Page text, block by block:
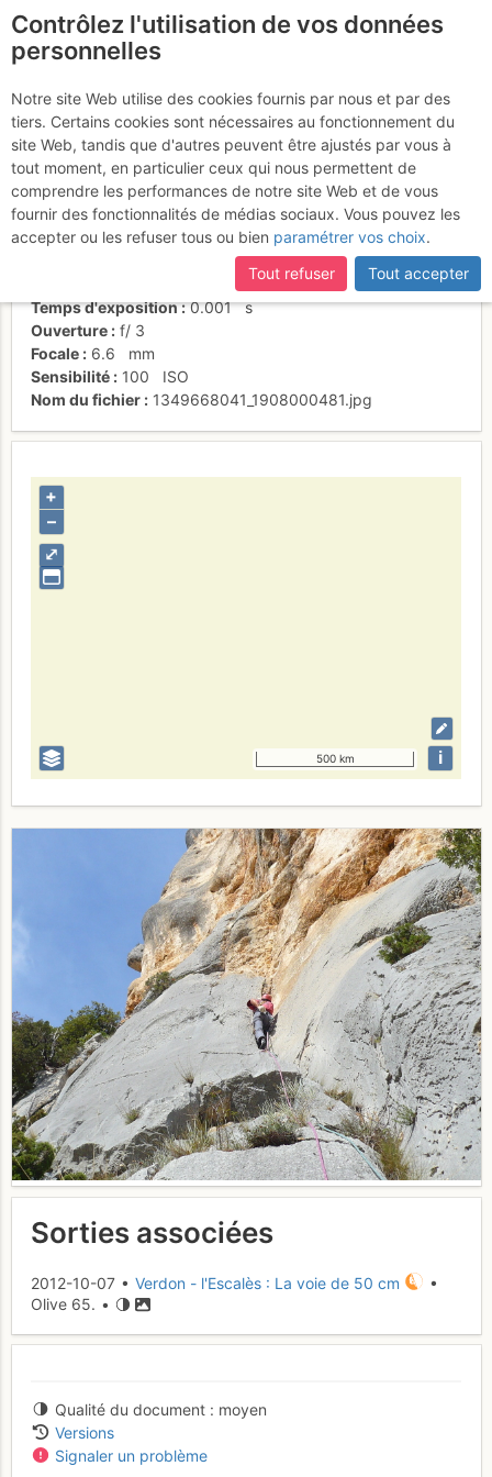
Dans L2
Activités
Date/heure
8 oct. 2012 09:16
Contributeur
Olive 65.
individuel (CC by-nc-nd)
Panasonic DMC-FX12
Temps d'exposition
0.001 s
Ouverture
f/ 3
Focale
6.6
mm
Sensibilité
100
ISO
Nom du fichier
1349668041_1908000481.jpg
⤢
+
–
500 km i
Sorties associées
2012-10-07 • Verdon - l'Escalès : La voie de 50 cm
•
Olive 65. •
Qualité du document
moyen
Versions
Signaler un problème
Contrôlez l'utilisation de vos données
personnelles
Notre site Web utilise des cookies fournis par nous et par des
tiers. Certains cookies sont nécessaires au fonctionnement du
site Web, tandis que d'autres peuvent être ajustés par vous à
tout moment, en particulier ceux qui nous permettent de
comprendre les performances de notre site Web et de vous
fournir des fonctionnalités de médias sociaux. Vous pouvez les
accepter ou les refuser tous ou bien paramétrer vos choix.
Tout refuser
Tout accepter